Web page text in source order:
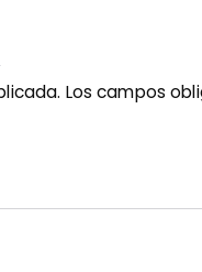
Los campos